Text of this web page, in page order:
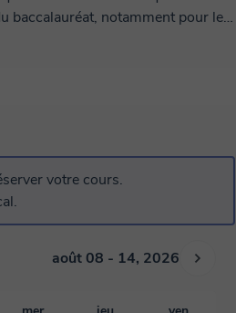
baccalauréat, notamment pour les
leur appréhension du monde
votre cours.
août 08 - 14, 2026